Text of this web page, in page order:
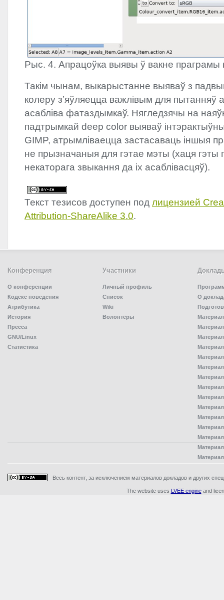
Рыс. 4. Апрацоўка выявы ў вакне праграмы
Такім чынам, выкарыстанне выяваў з
колеру з’яўляецца важлівым для пытанняў
асабліва фатаздымкаў. Нягледзячы на
падтрымкай deep color выяваў
GIMP, атрымліваецца застасаваць іншыя
не прызначаныя для гэтае мэты (хаця гэты
некаторага звыкання да іх асаблівасцяў).
Текст тезисов доступен под лицензией
Attribution-ShareAlike 3.0.
Конференция
О конференции
Кодекс поведения
Атрибутика
История
Пресса
GNU/Linux
Статистика
Участники
Личный профиль
Список
Wiki
Волонтёры
О
Весь контент, за исключением материалов докладов и других
The website uses LVEE engineand